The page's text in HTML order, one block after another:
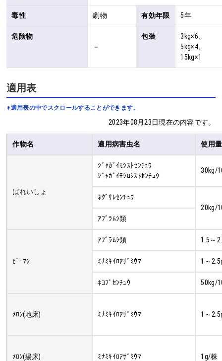
毒性 劇物 有効年限 5年
危険物
－
包装
3kg×6、
5kg×4、
15kg×1
適用表
※適用表の中でスクロールすることができます。
2023年08月23日現在の内容です。
作物名 適用病害虫名 使用量
ばれいしょ
ｼﾞｬｶﾞｲﾓｼｽﾄｾﾝﾁｭｳ
ｼﾞｬｶﾞｲﾓｼﾛｼｽﾄｾﾝﾁｭｳ
30kg/
ﾈｸﾞｻﾚｾﾝﾁｭｳ
20kg/
ｱﾌﾞﾗﾑｼ類
ﾋﾟｰﾏﾝ
ｱﾌﾞﾗﾑｼ類 1.5～
ﾐﾅﾐｷｲﾛｱｻﾞﾐｳﾏ 1～
ﾈｺﾌﾞｾﾝﾁｭｳ 50kg/
ﾒﾛﾝ(地床) ﾐﾅﾐｷｲﾛｱｻﾞﾐｳﾏ 1～
ﾒﾛﾝ(揚床) ﾐﾅﾐｷｲﾛｱｻﾞﾐｳﾏ 1g/株